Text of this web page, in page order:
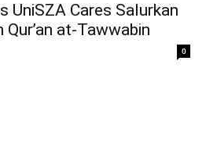
UniSZA Cares Salurkan
Qur’an at-Tawwabin
0